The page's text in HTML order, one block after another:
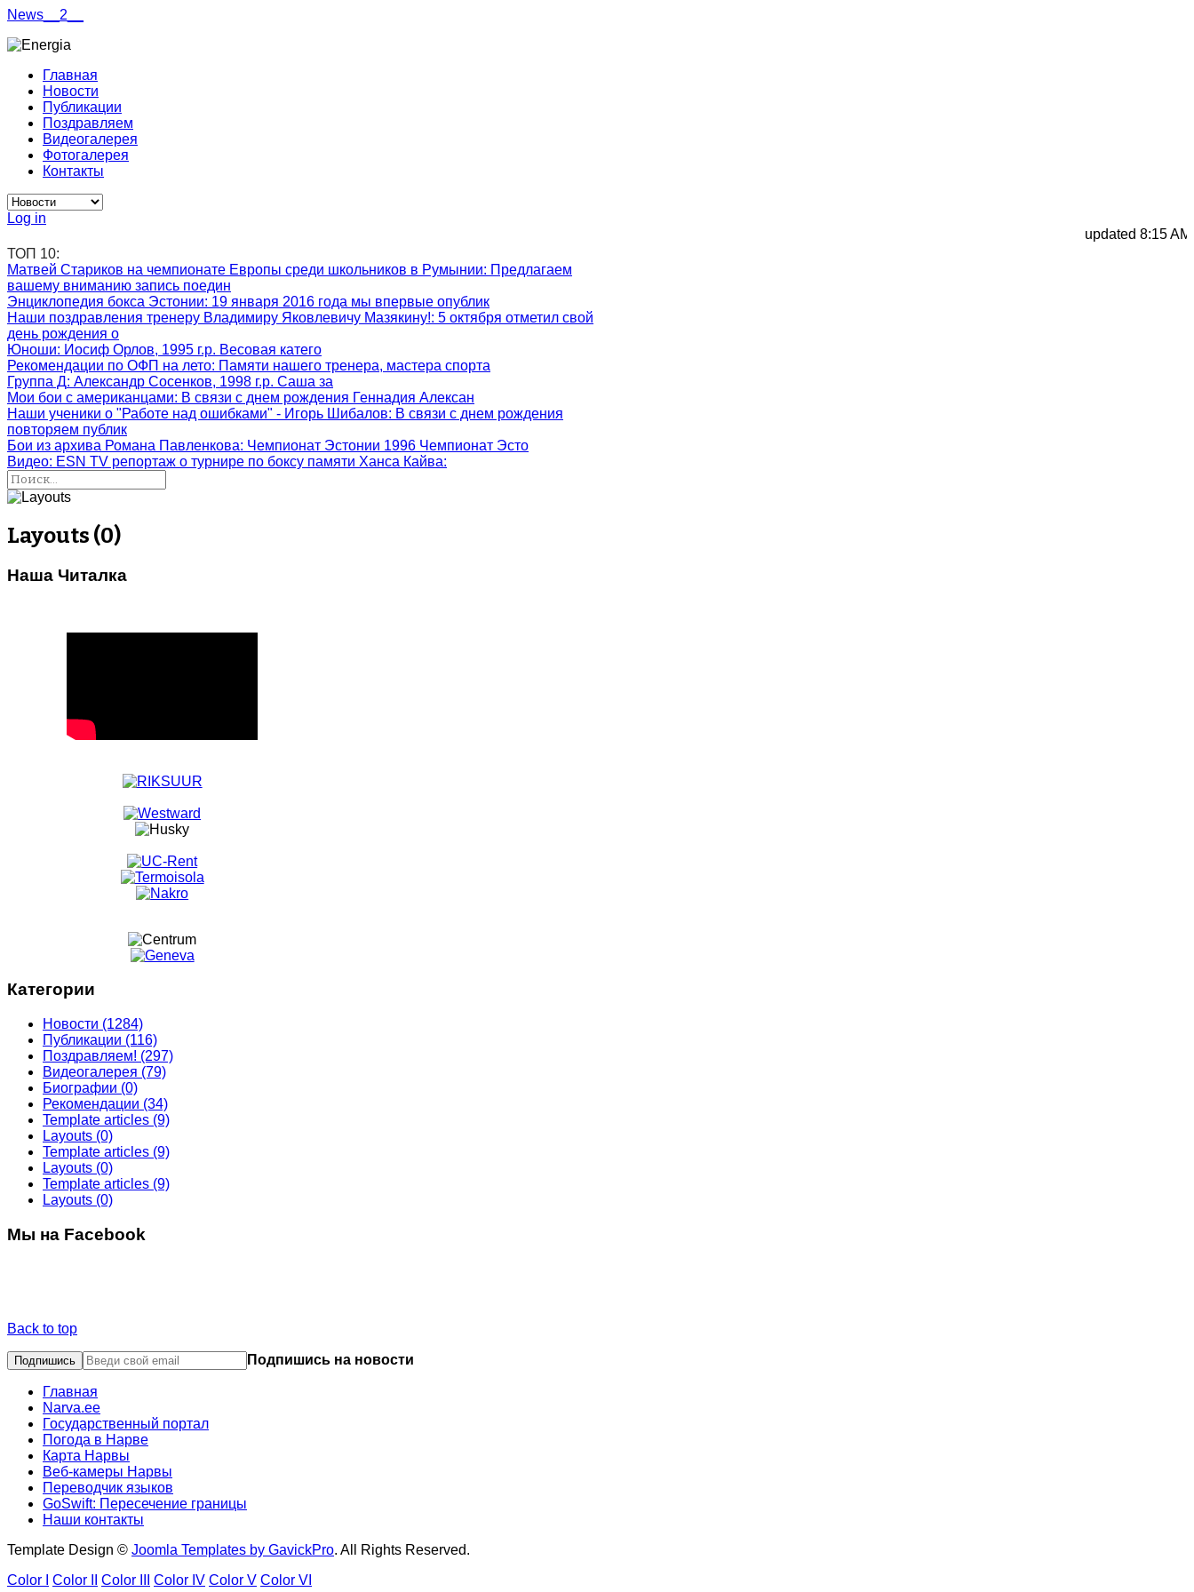
News__2__
Главная
Новости
Публикации
Поздравляем
Видеогалерея
Фотогалерея
Контакты
Log in
updated 8:15
ТОП 10:
Матвей Стариков на чемпионате Европы среди школьников в Румынии: Предлагаем
вашему вниманию запись поедин
Энциклопедия бокса Эстонии: 19 января 2016 года мы впервые опублик
Наши поздравления тренеру Владимиру Яковлевичу Мазякину!: 5 октября отметил свой
день рождения о
Юноши: Иосиф Орлов, 1995 г.р. Весовая катего
Рекомендации по ОФП на лето: Памяти нашего тренера, мастера спорта
Группа Д: Александр Сосенков, 1998 г.р. Саша за
Мои бои с американцами: В связи с днем рождения Геннадия Алексан
Наши ученики о "Работе над ошибками" - Игорь Шибалов: В связи с днем рождения
повторяем публик
Бои из архива Романа Павленкова: Чемпионат Эстонии 1996 Чемпионат Эсто
Видео: ESN TV репортаж о турнире по боксу памяти Ханса Кайва:
Layouts (0)
Наша Читалка
Категории
Новости (1284)
Публикации (116)
Поздравляем! (297)
Видеогалерея (79)
Биографии (0)
Рекомендации (34)
Template articles (9)
Layouts (0)
Template articles (9)
Layouts (0)
Template articles (9)
Layouts (0)
Мы на Facebook
Back to top
Подпишись на новости
Главная
Narva.ee
Государственный портал
Погода в Нарве
Карта Нарвы
Веб-камеры Нарвы
Переводчик языков
GoSwift: Пересечение границы
Наши контакты
Template Design © Joomla Templates by GavickPro. All Rights Reserved.
Color I
Color II Color III Color IV Color V Color VI